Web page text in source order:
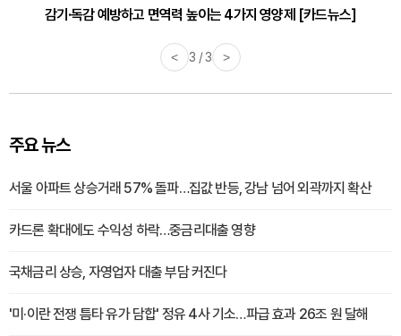
감기·독감 예방하고 면역력 높이는 4가지 영양제 [카드뉴스]
< 3 / 3 >
주요 뉴스
서울 아파트 상승거래 57% 돌파…집값 반등, 강남 넘어 외곽까지 확산
카드론 확대에도 수익성 하락…중금리대출 영향
국채금리 상승, 자영업자 대출 부담 커진다
'미·이란 전쟁 틈타 유가 담합' 정유 4사 기소…파급 효과 26조 원 달해